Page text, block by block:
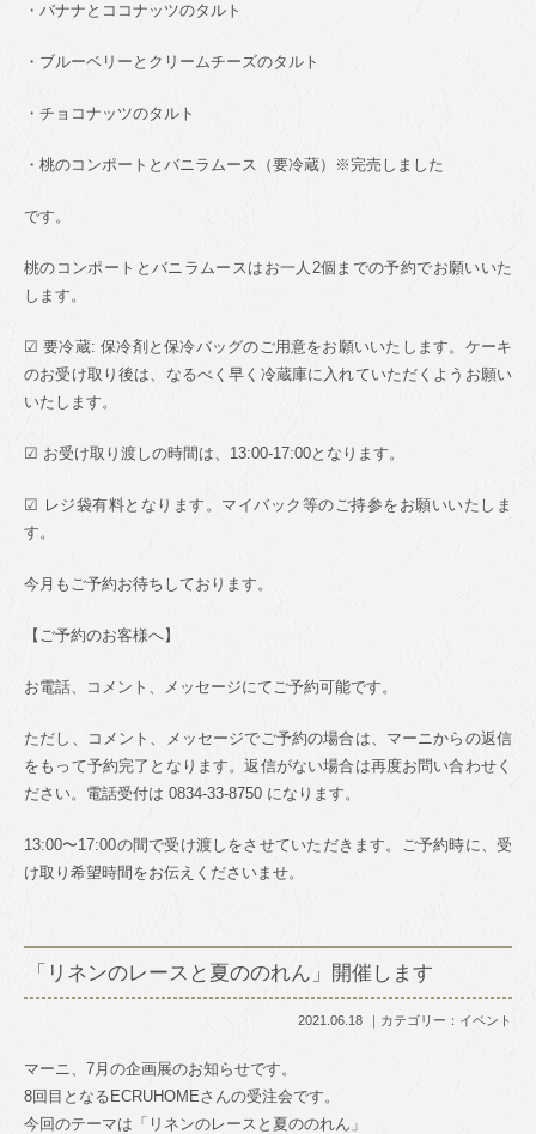
・バナナとココナッツのタルト
・ブルーベリーとクリームチーズのタルト
・チョコナッツのタルト
・桃のコンポートとバニラムース（要冷蔵）※完売しました
です。
桃のコンポートとバニラムースはお一人 2個までの予約でお願いいた
します。
☑︎要冷蔵:保冷剤と保冷バッグのご用意をお願いいたします。ケーキ
のお受け取り後は、なるべく早く冷蔵庫に入れていただくようお願い
いたします。
☑︎ お受け取り渡しの時間は、 13:00-17:00となります。
☑︎ レジ袋有料となります。マイバック等のご持参をお願いいたしま
す。
今月もご予約お待ちしております。
【ご予約のお客様へ】
お電話、コメント、メッセージにてご予約可能です。
ただし、コメント、メッセージでご予約の場合は、マーニからの返信
をもって予約完了となります。返信がない場合は再度お問い合わせく
ださい。電話受付は 0834-33-8750 になります。
13:00〜17:00の間で受け渡しをさせていただきます。ご予約時に、受
け取り希望時間をお伝えくださいませ。
「リネンのレースと夏ののれん」開催します
2021.06.18 カテゴリー： イベント
マーニ、7月の企画展のお知らせです。
8回目となるECRUHOMEさんの受注会です。
今回のテーマは「リネンのレースと夏ののれん」